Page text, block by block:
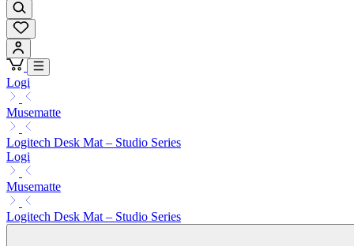
Logi
Musematte
Logitech Desk Mat – Studio Series
Logi
Musematte
Logitech Desk Mat – Studio Series